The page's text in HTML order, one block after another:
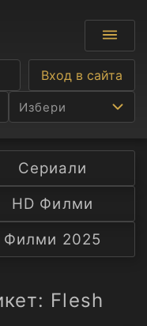
Избери
Ф
С
А
Вход в сайта
Сериали
HD Филми
Филми 2025
Flesh